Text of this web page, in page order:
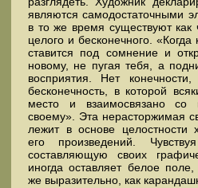
являются самодостаточными
в то же время существуют как
целого и бесконечного.
ставится под сомнение и
новому, не пугая тебя, а
восприятия. Нет
бесконечность, в которой
место и взаимосвязано
своему». Эта нерасторжимая
лежит в основе целостности
его произведений.
составляющую своих
иногда оставляет белое
же выразительно, как